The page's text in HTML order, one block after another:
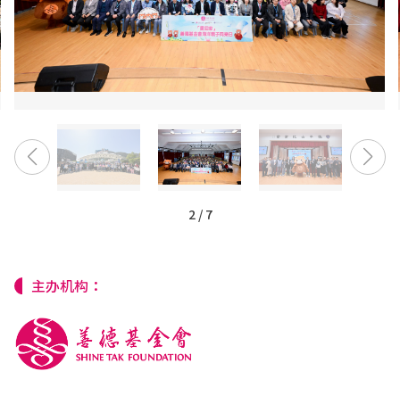
2/ 7
主办机构：